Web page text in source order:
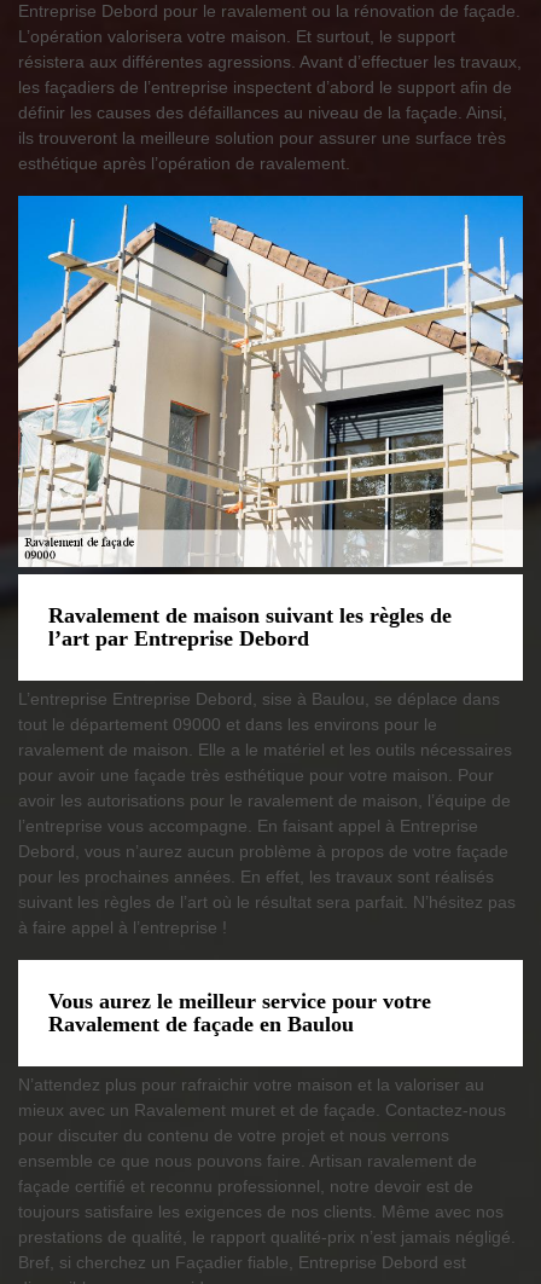
Entreprise Debord pour le ravalement ou la rénovation de façade.
L’opération valorisera votre maison. Et surtout, le support
résistera aux différentes agressions. Avant d’effectuer les travaux,
les façadiers de l’entreprise inspectent d’abord le support afin de
définir les causes des défaillances au niveau de la façade. Ainsi,
ils trouveront la meilleure solution pour assurer une surface très
esthétique après l’opération de ravalement.
Ravalement de maison suivant les règles de
l’art par Entreprise Debord
L’entreprise Entreprise Debord, sise à Baulou, se déplace dans
tout le département 09000 et dans les environs pour le
ravalement de maison. Elle a le matériel et les outils nécessaires
pour avoir une façade très esthétique pour votre maison. Pour
avoir les autorisations pour le ravalement de maison, l’équipe de
l’entreprise vous accompagne. En faisant appel à Entreprise
Debord, vous n’aurez aucun problème à propos de votre façade
pour les prochaines années. En effet, les travaux sont réalisés
suivant les règles de l’art où le résultat sera parfait. N’hésitez pas
à faire appel à l’entreprise !
Vous aurez le meilleur service pour votre
Ravalement de façade en Baulou
N’attendez plus pour rafraichir votre maison et la valoriser au
mieux avec un Ravalement muret et de façade. Contactez-nous
pour discuter du contenu de votre projet et nous verrons
ensemble ce que nous pouvons faire. Artisan ravalement de
façade certifié et reconnu professionnel, notre devoir est de
toujours satisfaire les exigences de nos clients. Même avec nos
prestations de qualité, le rapport qualité-prix n’est jamais négligé.
Bref, si cherchez un Façadier fiable, Entreprise Debord est